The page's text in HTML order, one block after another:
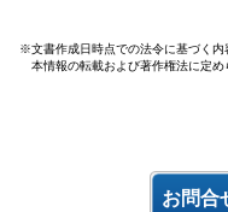
※文書作成日時点での法令に基づく内
本情報の転載および著作権法に定め
お問合